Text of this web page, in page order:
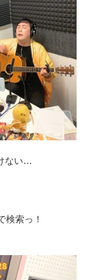
ない…
検索っ！